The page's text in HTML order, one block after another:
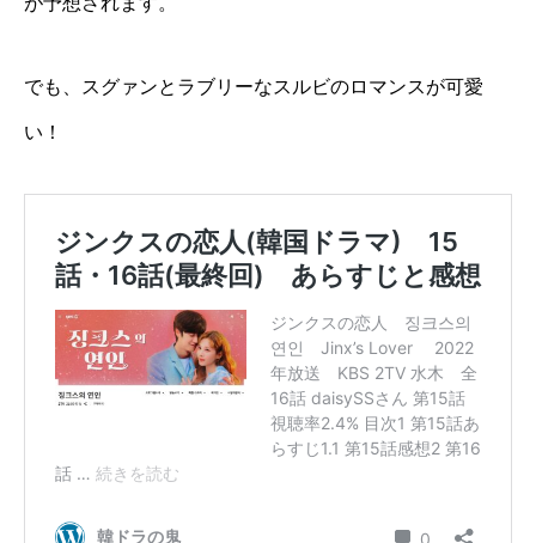
でも、スグァンとラブリーなスルビのロマンスが可愛
い！